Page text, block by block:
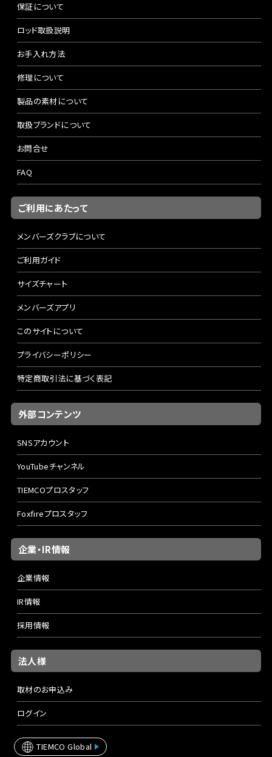
保証について
ロッド取扱説明
お手入れ方法
修理について
製品の素材について
取扱ブランドについて
お問合せ
FAQ
ご利用にあたって
メンバーズクラブについて
ご利用ガイド
サイズチャート
メンバーズアプリ
このサイトについて
プライバシーポリシー
特定商取引法に基づく表記
外部コンテンツ
SNSアカウント
YouTubeチャンネル
TIEMCOプロスタッフ
Foxfireプロスタッフ
企業・IR情報
企業情報
IR情報
採用情報
法人様
取材のお申込み
ログイン
TIEMCO Global